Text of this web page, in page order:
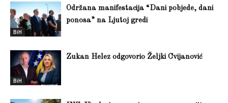
BiH
Održana manifestacija “Dani pobjede, dani
ponosa” na Ljutoj gredi
BiH
Zukan Helez odgovorio Željki Cvijanović